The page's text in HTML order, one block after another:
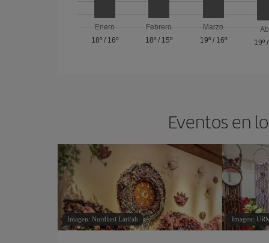
Enero
18º/ 16º
Febrero
18º / 15º
Marzo
19º/ 16º
19º
Eventos en
Imagen: Nurdiani Latifah Imagen: